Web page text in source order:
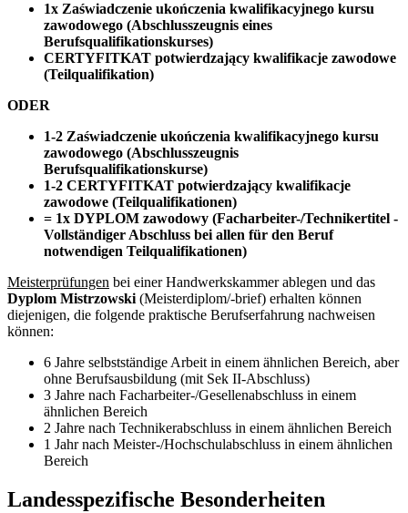
1x Zaświadczenie ukończenia kwalifikacyjnego kursu
zawodowego (Abschlusszeugnis eines
Berufsqualifikationskurses)
CERTYFITKAT potwierdzający kwalifikacje zawodowe
(Teilqualifikation)
ODER
1-2 Zaświadczenie ukończenia kwalifikacyjnego kursu
zawodowego (Abschlusszeugnis
Berufsqualifikationskurse)
1-2 CERTYFITKAT potwierdzający kwalifikacje
zawodowe (Teilqualifikationen)
= 1x DYPLOM zawodowy (Facharbeiter-/Technikertitel -
Vollständiger Abschluss bei allen für den Beruf
notwendigen Teilqualifikationen)
Meisterprüfungen bei einer Handwerkskammer ablegen und das
Dyplom Mistrzowski (Meisterdiplom/-brief) erhalten können
diejenigen, die folgende praktische Berufserfahrung nachweisen
können:
6 Jahre selbstständige Arbeit in einem ähnlichen Bereich, aber
ohne Berufsausbildung (mit Sek II-Abschluss)
3 Jahre nach Facharbeiter-/Gesellenabschluss in einem
ähnlichen Bereich
2 Jahre nach Technikerabschluss in einem ähnlichen Bereich
1 Jahr nach Meister-/Hochschulabschluss in einem ähnlichen
Bereich
Landesspezifische Besonderheiten